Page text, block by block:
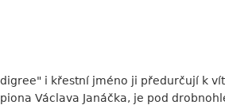
i křestní jméno ji předurčují k
Václava Janáčka, je pod